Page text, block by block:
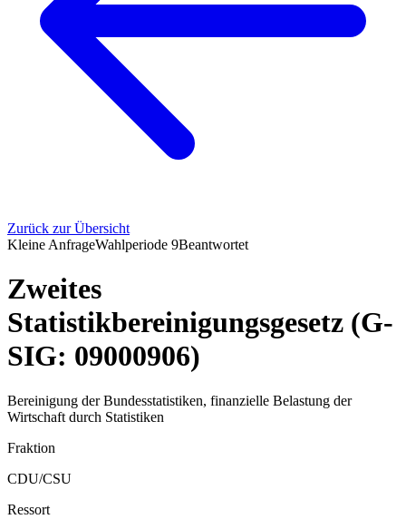
Zurück zur Übersicht
Kleine AnfrageWahlperiode 9Beantwortet
Zweites
Statistikbereinigungsgesetz (G-
SIG: 09000906)
Bereinigung der Bundesstatistiken, finanzielle Belastung der
Wirtschaft durch Statistiken
Fraktion
CDU/CSU
Ressort